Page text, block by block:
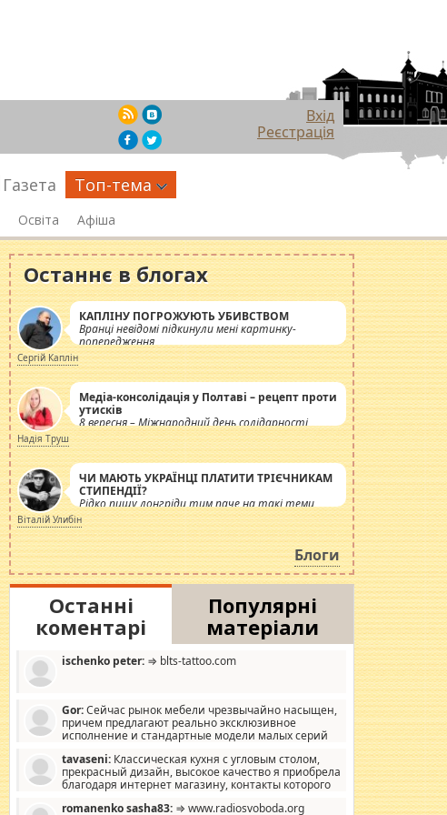
Вхід
Реєстрація
Газета Топ-тема
Освіта Афіша
Останнє в блогах
КАПЛІНУ ПОГРОЖУЮТЬ УБИВСТВОМ
Вранці невідомі підкинули мені картинку-
попередження
Сергій Каплін
Медіа-консолідація у Полтаві – рецепт проти
утисків
8 вересня – Міжнародний день солідарності
журналістів.
Надія Труш
ЧИ МАЮТЬ УКРАЇНЦІ ПЛАТИТИ ТРІЄЧНИКАМ
СТИПЕНДІЇ?
Рідко пишу лонгріди тим паче на такі теми,
але вже просто дістало! Обурюють сьогоднішні
інсенуації навколо стипендіального питання.
Штучно роздувається ще одна соціальна
катастрофа.
Віталій Улибін
Блоги
Останні
коментарі
Популярні
матеріали
ischenko peter: ⇒ blts-tattoo.com
Gor:Сейчас рынок мебели чрезвычайно насыщен,
причем предлагают реально эксклюзивное
исполнение и стандартные модели малых серий
дизайну, мало походит на стандартные формы, в MebelOk,
креативненько и что главное - со вкусом все в порядке,
без ненужных наворотов удорожающих мебель, а это не
tavaseni: Классическая кухня с угловым столом,
прекрасный дизайн, высокое качество я приобрела
благодаря интернет магазину, контакты которого
romanenko sasha83: ⇒ www.radiosvoboda.org